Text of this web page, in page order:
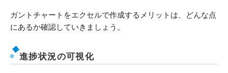
ガントチャートをエクセルで作成するメリットは、どんな点
にあるか確認していきましょう。
進捗状況の可視化